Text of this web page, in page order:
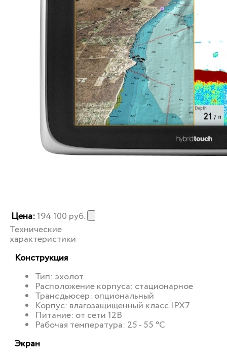
Цена:194 100 руб.
Технические
характеристики
Конструкция
Тип: эхолот
Расположение корпуса: стационарное
Трансдьюсер: опциональный
Корпус: влагозащищенный класс IPX7
Питание: от сети 12В
Рабочая температура: 25 - 55 °C
Экран